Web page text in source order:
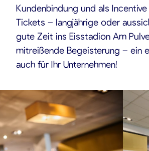
Kundenbindung und als
Tickets – langjährige oder
gute Zeit ins Eisstadion Am
mitreißende Begeisterung – ein
auch für Ihr Unternehmen!